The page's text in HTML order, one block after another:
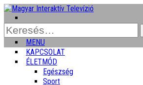
Keresés:
MENU
KAPCSOLAT
ÉLETMÓD
Egészség
Sport